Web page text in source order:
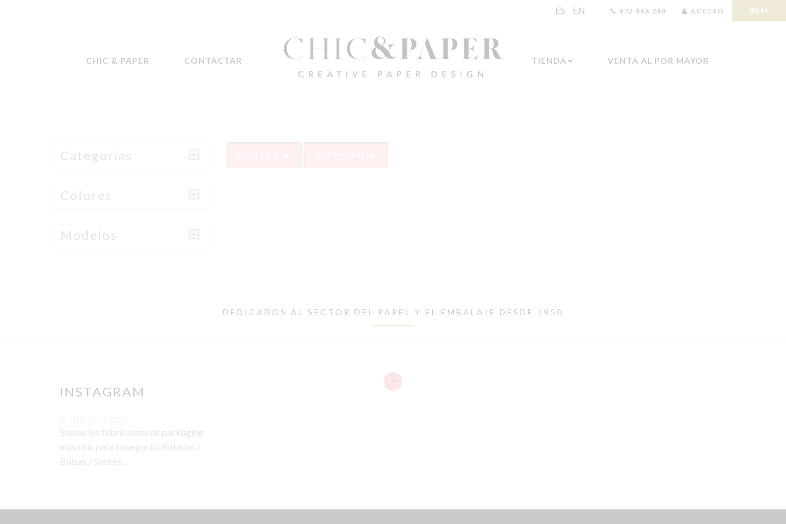
972 468 240 ACCESO (0)
ES EN
CHIC & PAPER CONTACTAR TIENDA VENTA AL POR MAYOR
Categorías
Colores
Modelos
DEDICADOS AL SECTOR DEL PAPEL Y EL EMBALAJE DESDE 1950
INSTAGRAM
Somos los fabricantes de packaging
más chic para tu negocio. Bobinas /
Bolsas / Sobres ...